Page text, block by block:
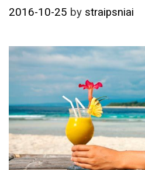
2016-10-25 by straipsniai